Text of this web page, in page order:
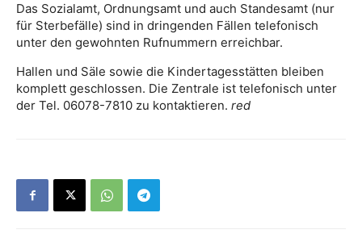
Das Sozialamt, Ordnungsamt und auch Standesamt (nur
für Sterbefälle) sind in dringenden Fällen telefonisch
unter den gewohnten Rufnummern erreichbar.
Hallen und Säle sowie die Kindertagesstätten bleiben
komplett geschlossen. Die Zentrale ist telefonisch unter
der Tel. 06078-7810 zu kontaktieren. red